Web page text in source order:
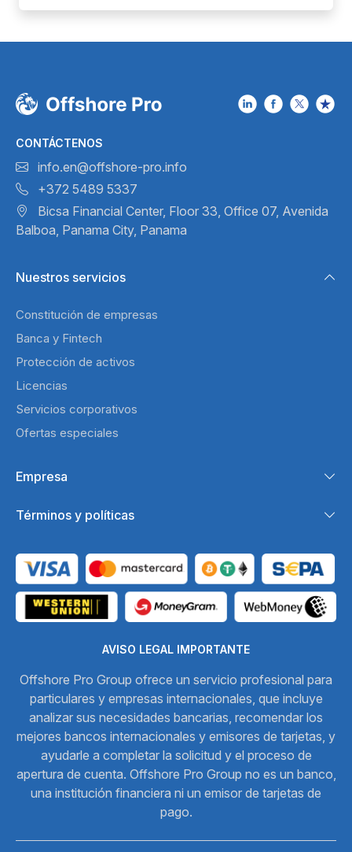
CONTÁCTENOS
info.en@offshore-pro.info
+372 5489 5337
Bicsa Financial Center, Floor 33, Office 07, Avenida
Balboa, Panama City, Panama
Nuestros servicios
Constitución de empresas
Banca y Fintech
Protección de activos
Licencias
Servicios corporativos
Ofertas especiales
Empresa
Términos y políticas
AVISO LEGAL IMPORTANTE
Offshore Pro Group ofrece un servicio profesional para
particulares y empresas internacionales, que incluye
analizar sus necesidades bancarias, recomendar los
mejores bancos internacionales y emisores de tarjetas, y
ayudarle a completar la solicitud y el proceso de
apertura de cuenta. Offshore Pro Group no es un banco,
una institución financiera ni un emisor de tarjetas de
pago.